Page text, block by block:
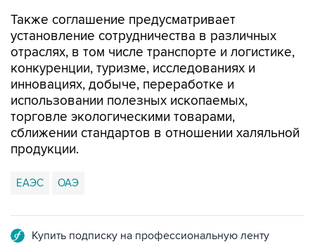
Также соглашение предусматривает
установление сотрудничества в различных
отраслях, в том числе транспорте и логистике,
конкуренции, туризме, исследованиях и
инновациях, добыче, переработке и
использовании полезных ископаемых,
торговле экологическими товарами,
сближении стандартов в отношении халяльной
продукции.
ЕАЭС ОАЭ
Купить подписку на профессиональную ленту